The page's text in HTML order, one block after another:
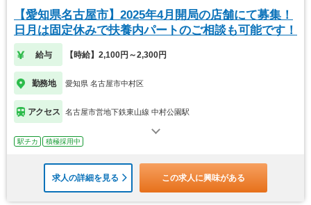
【愛知県名古屋市】2025年4月開局の店舗にて募集！
日月は固定休みで扶養内パートのご相談も可能です！
給与 【時給】2,100円～2,300円
勤務地 愛知県 名古屋市中村区
アクセス 名古屋市営地下鉄東山線 中村公園駅
駅チカ 積極採用中
求人の詳細を見る この求人に興味がある